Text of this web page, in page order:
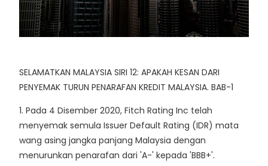
SELAMATKAN MALAYSIA SIRI 12: APAKAH KESAN DARI
PENYEMAK TURUN PENARAFAN KREDIT MALAYSIA. BAB-1
1. Pada 4 Disember 2020, Fitch Rating Inc telah
menyemak semula Issuer Default Rating (IDR) mata
wang asing jangka panjang Malaysia dengan
menurunkan penarafan dari 'A-' kepada 'BBB+'.